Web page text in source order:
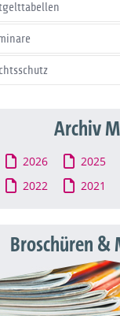
Archiv
2026 2025
2022
2021
Broschüren &